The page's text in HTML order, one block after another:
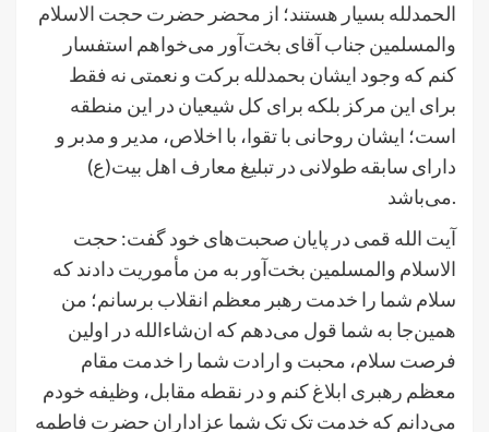
الحمدلله بسیار هستند؛ از محضر حضرت حجت الاسلام
والمسلمین جناب آقای بخت‌آور می‌خواهم استفسار
کنم که وجود ایشان بحمدلله برکت و نعمتی نه فقط
برای این مرکز بلکه برای کل شیعیان در این منطقه
است؛ ایشان روحانی با تقوا، با اخلاص، مدیر و مدبر و
دارای سابقه طولانی در تبلیغ معارف اهل بیت(ع)
می‌باشد.
آیت الله قمی در پایان صحبت‌های خود گفت: حجت
الاسلام والمسلمین بخت‌آور به من مأموریت دادند که
سلام شما را خدمت رهبر معظم انقلاب برسانم؛ من
همین‌جا به شما قول می‌دهم که ان‌شاءالله در اولین
فرصت سلام، محبت و ارادت شما را خدمت مقام
معظم رهبری ابلاغ کنم و در نقطه مقابل، وظیفه خودم
می‌دانم که خدمت تک تک شما عزاداران حضرت فاطمه